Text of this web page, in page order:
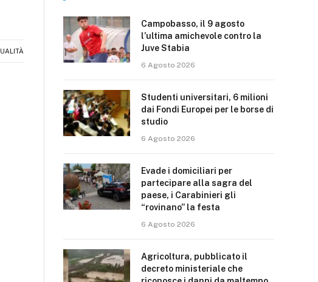
Campobasso, il 9 agosto
l’ultima amichevole contro la
Juve Stabia
6 Agosto 2026
Studenti universitari, 6 milioni
dai Fondi Europei per le borse di
studio
6 Agosto 2026
Evade i domiciliari per
partecipare alla sagra del
paese, i Carabinieri gli
“rovinano” la festa
6 Agosto 2026
Agricoltura, pubblicato il
decreto ministeriale che